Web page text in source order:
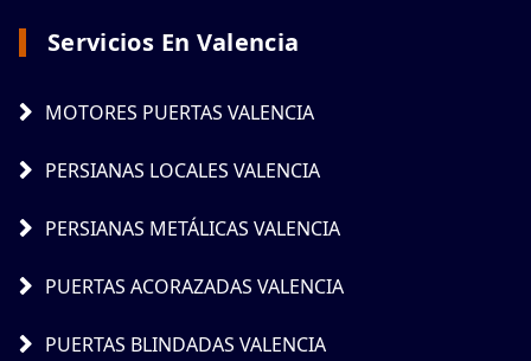
Servicios En Valencia
MOTORES PUERTAS VALENCIA
PERSIANAS LOCALES VALENCIA
PERSIANAS METÁLICAS VALENCIA
PUERTAS ACORAZADAS VALENCIA
PUERTAS BLINDADAS VALENCIA